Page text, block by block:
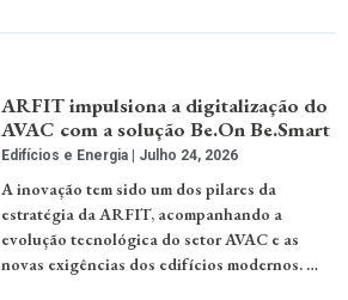
ARFIT impulsiona a digitalização do
AVAC com a solução Be.On Be.Smart
Edifícios e Energia Julho 24, 2026
A inovação tem sido um dos pilares da
estratégia da ARFIT, acompanhando a
evolução tecnológica do setor AVAC e as
novas exigências dos edifícios modernos. …